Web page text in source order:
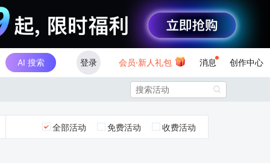
AI 搜索 登录 会员·新人礼包 消息 创作中心

全部活动 免费活动 收费活动